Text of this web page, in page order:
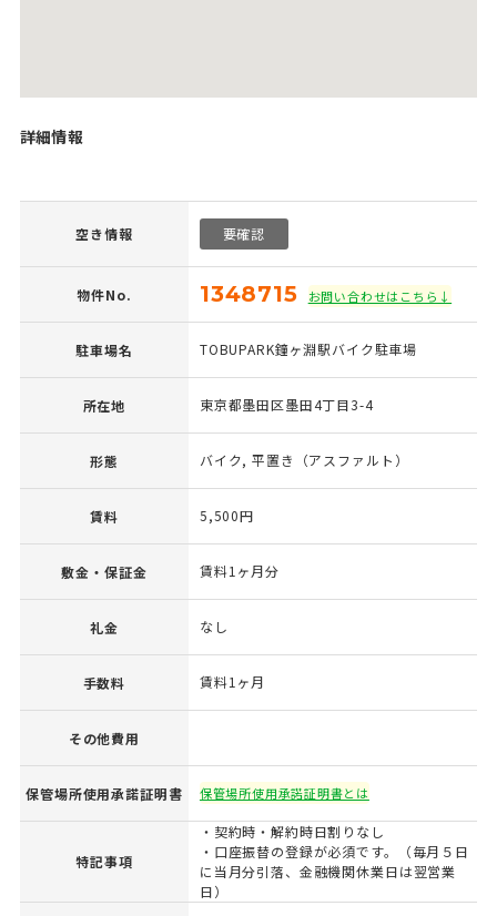
詳細情報
空き情報 要確認
物件No. 1348715 お問い合わせはこちら↓
駐車場名 TOBUPARK鐘ヶ淵駅バイク駐車場
所在地 東京都墨田区墨田4丁目3-4
形態 バイク, 平置き（アスファルト）
賃料 5,500円
敷金・保証金 賃料1ヶ月分
礼金 なし
手数料 賃料1ヶ月
その他費用
保管場所使用承諾証明書 保管場所使用承諾証明書とは
特記事項
・契約時・解約時日割りなし
・口座振替の登録が必須です。（毎月５日
に当月分引落、金融機関休業日は翌営業
日）